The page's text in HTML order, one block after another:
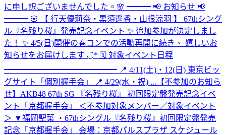
に申し訳ございませんでした。 🌸 ━━━ 📢 お知らせ 📢
━━━ 🌸 【 行天優莉奈・黒須遥香・山根涼羽 】 67thシング
ル『名残り桜』発売記念イベント ✨ 追加参加が決定しまし
た！ ✨ 4/5(日)開催の春コンでの活動再開に続き、 嬉しいお
知らせをお届けします ◡̈* 🗓 対象イベント日程
━━━━━━━━━━━━━━ 📍 4/11(土)・12(日) 東京ビッ
グサイト「個別握手会」 📍 4/29(水・祝) ... 【不参加のお知ら
せ】AKB48 67th SG 『名残り桜』 初回限定盤発売記念イベ
ント「京都握手会」 ＜不参加対象メンバー／対象イベント
＞ ▼福岡聖菜 ・67thシングル『名残り桜』初回限定盤発売
記念「京都握手会」 会場：京都パルスプラザ スケジュール